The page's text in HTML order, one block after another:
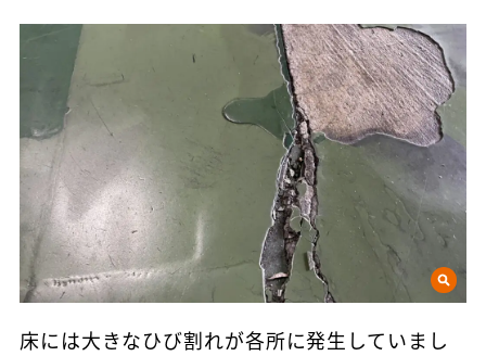
床には大きなひび割れが各所に発生していまし